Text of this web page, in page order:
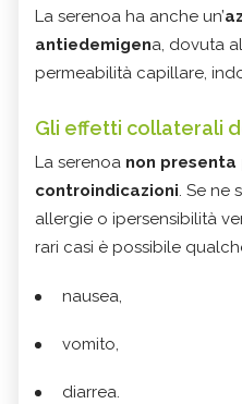
La serenoa ha anche un’
antiedemigena, dovuta
permeabilità capillare,
Gli effetti collaterali
La serenoa non
controindicazioni. Se ne
allergie o ipersensibilità
rari casi è possibile
nausea,
vomito,
diarrea.